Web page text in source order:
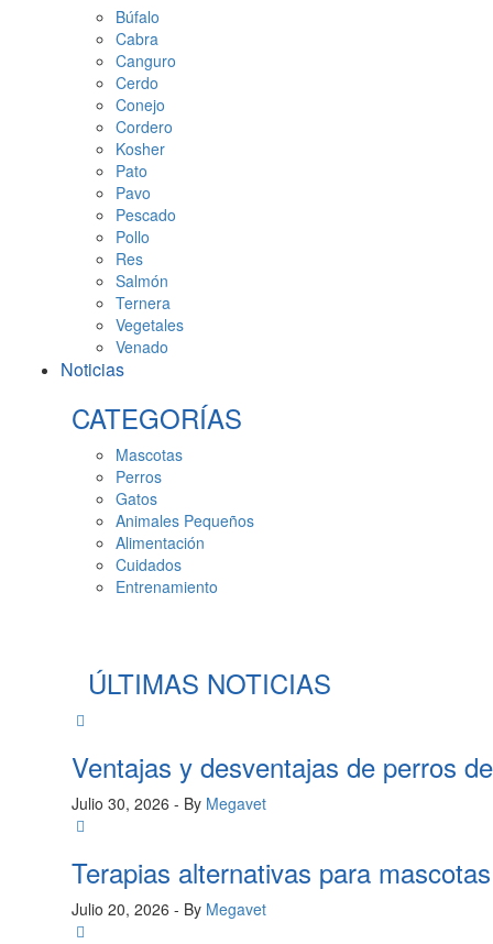
Búfalo
Cabra
Canguro
Cerdo
Conejo
Cordero
Kosher
Pato
Pavo
Pescado
Pollo
Res
Salmón
Ternera
Vegetales
Venado
Noticias
CATEGORÍAS
Mascotas
Perros
Gatos
Animales Pequeños
Alimentación
Cuidados
Entrenamiento
ÚLTIMAS NOTICIAS
Ventajas y desventajas de perros
Julio 30, 2026 - By Megavet
Terapias alternativas para
Julio 20, 2026 - By Megavet